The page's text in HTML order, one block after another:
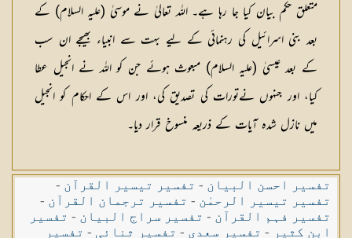
متعلق حکم بیان کیا جا رہا ہے۔ اللہ تعالیٰ نے موسیٰ (علیہ السلام) کے
بعد بنی اسرائیل کی رہنمائی کے لیے بہت سے انبیاء بھیجے ان سب
کے بعد عیسیٰ (علیہ السلام) مبعوث ہوئے جن کو اللہ نے انجیل عطا
کیا، اور جنہوں نےتورات کی تصدیق کی، اور اس کے احکام کو انجیل
میں نازل شدہ آیات کے ذریعہ منسوخ قرار دیا۔
تفسیر احسن البیان - تفسیر تیسیر القرآن -
تفسیر تیسیر الرحمٰن - تفسیر ترجمان القرآن -
تفسیر فہم القرآن - تفسیر سراج البیان - تفسیر
ابن کثیر - تفسیر سعدی - تفسیر ثنائی - تفسیر